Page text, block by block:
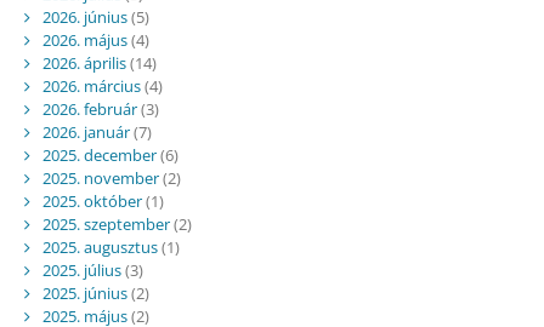
2026. június(5)
2026. május(4)
2026. április(14)
2026. március(4)
2026. február(3)
2026. január(7)
2025. december(6)
2025. november(2)
2025. október(1)
2025. szeptember(2)
2025. augusztus(1)
2025. július(3)
2025. június(2)
2025. május(2)